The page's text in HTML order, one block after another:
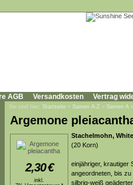
AGB Versandkosten Vertrag
Sie sind hier: Startseite » Samen A-Z » Samen A
Argemone
2,30€
inkl.
Stachelmohn,
(20 Korn)
einjähriger, krautiger
angeordneten, bis
silbrig-weiß